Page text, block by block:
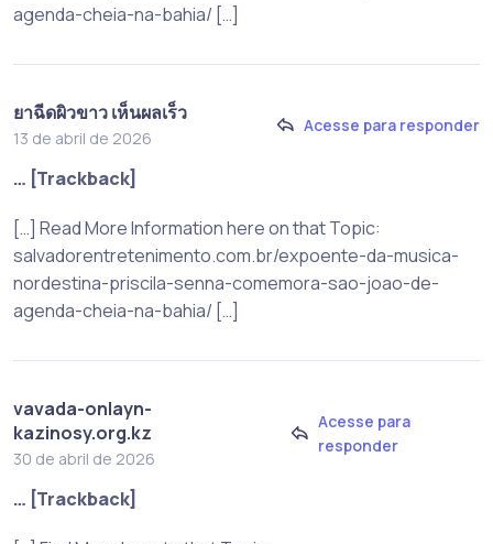
agenda-cheia-na-bahia/ […]
ยาฉีดผิวขาว เห็นผลเร็ว
13 de abril de 2026
Acesse para responder
… [Trackback]
[…] Read More Information here on that Topic:
salvadorentretenimento.com.br/expoente-da-musica-
nordestina-priscila-senna-comemora-sao-joao-de-
agenda-cheia-na-bahia/ […]
vavada-onlayn-
kazinosy.org.kz
30 de abril de 2026
Acesse para
responder
… [Trackback]